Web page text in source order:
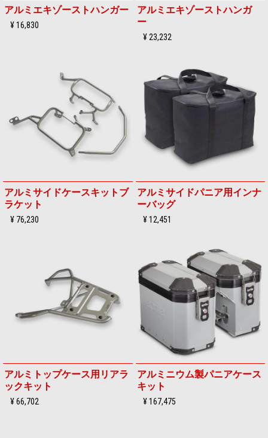
アルミエキゾーストハンガー
¥ 16,830
アルミエキゾーストハンガ
ー
¥ 23,232
アルミサイドケースキットブ
ラケット
¥ 76,230
アルミサイドパニア用インナ
ーバッグ
¥ 12,451
アルミトップケース用リアラ
ックキット
¥ 66,702
アルミニウム製パニアケース
キット
¥ 167,475